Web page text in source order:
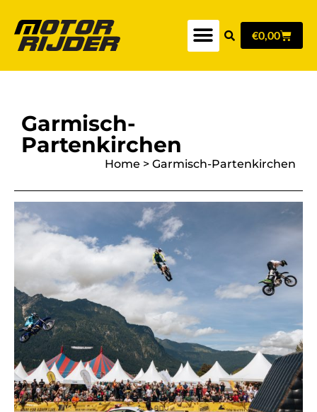
€0,00
Home > Garmisch-Partenkirchen
Garmisch-
Partenkirchen